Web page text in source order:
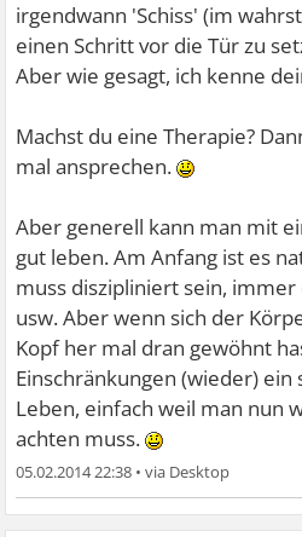
irgendwann 'Schiss' (im
einen Schritt vor die Tür zu
Aber wie gesagt, ich kenne
Machst du eine Therapie?
mal ansprechen.
Aber generell kann man mit
gut leben. Am Anfang ist es
muss diszipliniert sein,
usw. Aber wenn sich der
Kopf her mal dran gewöhnt
Einschränkungen (wieder) ein
Leben, einfach weil man nun
achten muss.
05.02.2014 22:38 •